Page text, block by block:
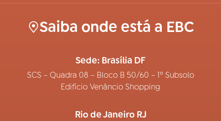
Saiba onde está a EBC
Sede: Brasília DF
SCS – Quadra 08 – Bloco B 50/60 – 1º Subsolo
Edifício Venâncio Shopping
Rio de Janeiro RJ